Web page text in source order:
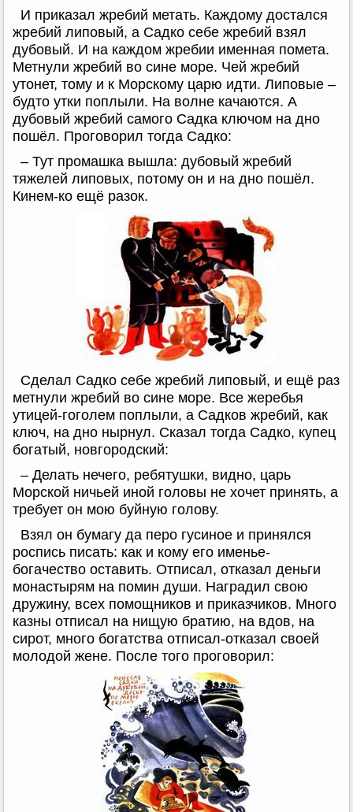
И приказал жребий метать. Каждому достался
жребий липовый, а Садко себе жребий взял
дубовый. И на каждом жребии именная помета.
Метнули жребий во сине море. Чей жребий
утонет, тому и к Морскому царю идти. Липовые –
будто утки поплыли. На волне качаются. А
дубовый жребий самого Садка ключом на дно
пошёл. Проговорил тогда Садко:
– Тут промашка вышла: дубовый жребий
тяжелей липовых, потому он и на дно пошёл.
Кинем-ко ещё разок.
Сделал Садко себе жребий липовый, и ещё раз
метнули жребий во сине море. Все жеребья
утицей-гоголем поплыли, а Садков жребий, как
ключ, на дно нырнул. Сказал тогда Садко, купец
богатый, новгородский:
– Делать нечего, ребятушки, видно, царь
Морской ничьей иной головы не хочет принять, а
требует он мою буйную голову.
Взял он бумагу да перо гусиное и принялся
роспись писать: как и кому его именье-
богачество оставить. Отписал, отказал деньги
монастырям на помин души. Наградил свою
дружину, всех помощников и приказчиков. Много
казны отписал на нищую братию, на вдов, на
сирот, много богатства отписал-отказал своей
молодой жене. После того проговорил: